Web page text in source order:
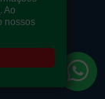
. Ao
nossos